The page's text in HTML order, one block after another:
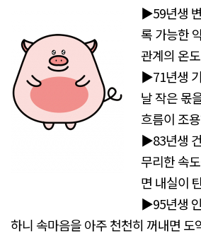
▶59년생
록 가능한
관계의 온
▶71년생
날 작은 몫
흐름이 조
▶83년생
무리한 속
면 내실이
▶95년생
하니 속마음을 아주 천천히 꺼내면 도